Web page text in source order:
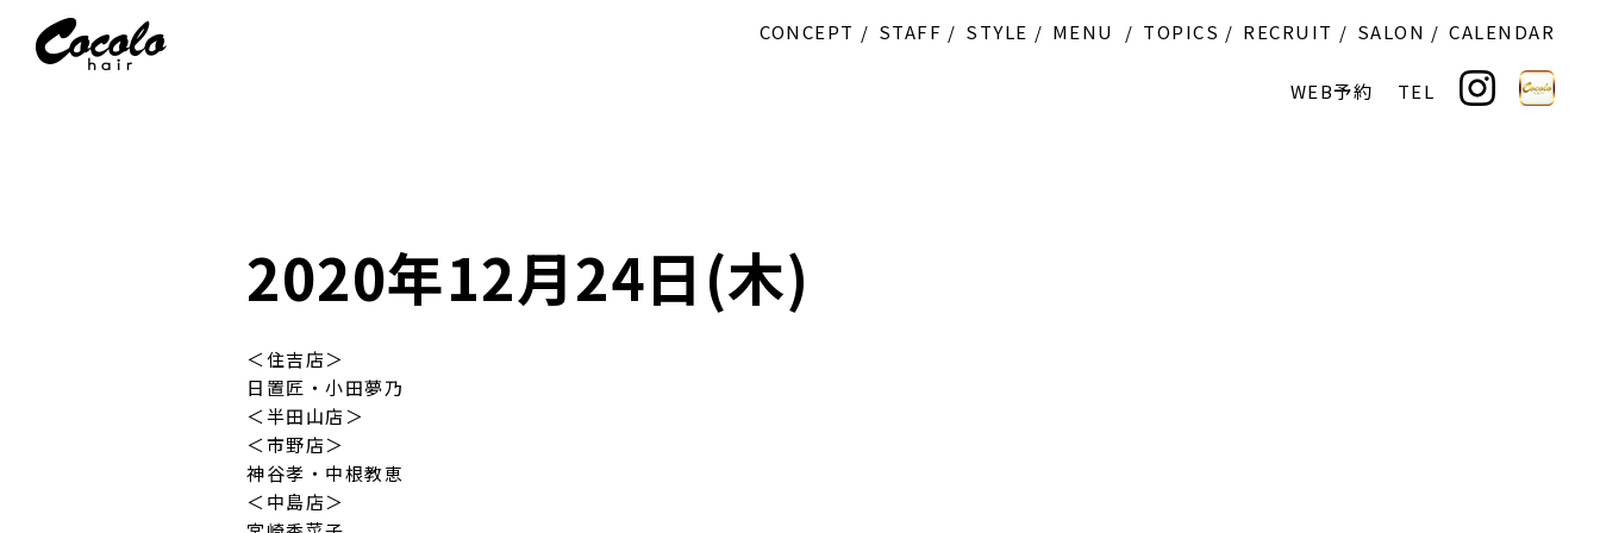
CONCEPT STAFF STYLE MENU TOPICS RECRUIT SALON CALENDAR
WEB予約 TEL
2020年12月24日(木)
＜住吉店＞
日置匠・小田夢乃
＜半田山店＞
＜市野店＞
神谷孝・中根教恵
＜中島店＞